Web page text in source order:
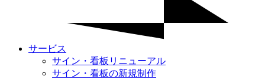
サービス
サイン・看板リニューアル
サイン・看板の新規制作